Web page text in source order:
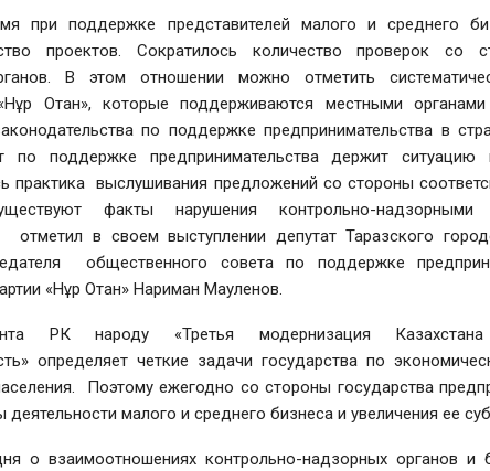
при поддержке представителей малого и среднего
проектов. Сократилось количество проверок со
В этом отношении можно отметить
Отан», которые поддерживаются местными
по поддержке предпринимательства в
по поддержке предпринимательства держит ситуацию
практика выслушивания предложений со стороны
факты нарушения контрольно-надзорными
отметил в своем выступлении депутат Таразского
общественного совета по поддержке
«Нұр Отан» Нариман Мауленов.
РК народу «Третья модернизация
определяет четкие задачи государства по
Поэтому ежегодно со стороны государства
малого и среднего бизнеса и увеличения ее
о взаимоотношениях контрольно-надзорных органов и